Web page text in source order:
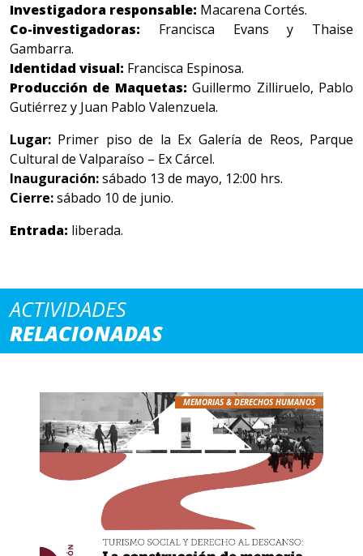
Investigadora responsable: Macarena Cortés.
Co-investigadoras: Francisca Evans y Thaise
Gambarra.
Identidad visual: Francisca Espinosa.
Producción de Maquetas: Guillermo Zilliruelo, Pablo
Gutiérrez y Juan Pablo Valenzuela.
Lugar: Primer piso de la Ex Galería de Reos, Parque
Cultural de Valparaíso – Ex Cárcel.
Inauguración:sábado 13 de mayo, 12:00 hrs.
Cierre:sábado 10 de junio.
Entrada: liberada.
ACTIVIDADES
RELACIONADAS
MEMORIAS & DERECHOS HUMANOS